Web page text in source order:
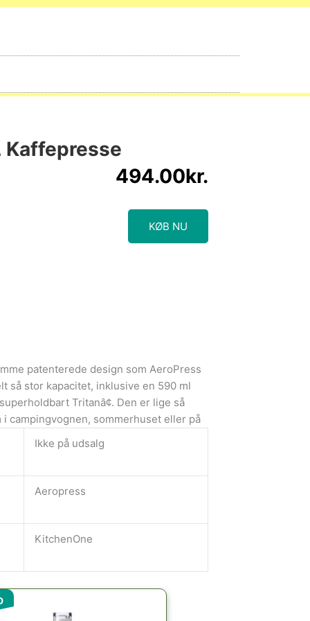
Kaffepresse
494.00kr.
KØB NU
patenterede design som AeroPress
så stor kapacitet, inklusive en 590 ml
Tritanâ¢. Den er lige så
campingvognen, sommerhuset eller på
Ikke på udsalg
Aeropress
KitchenOne
oprindelige